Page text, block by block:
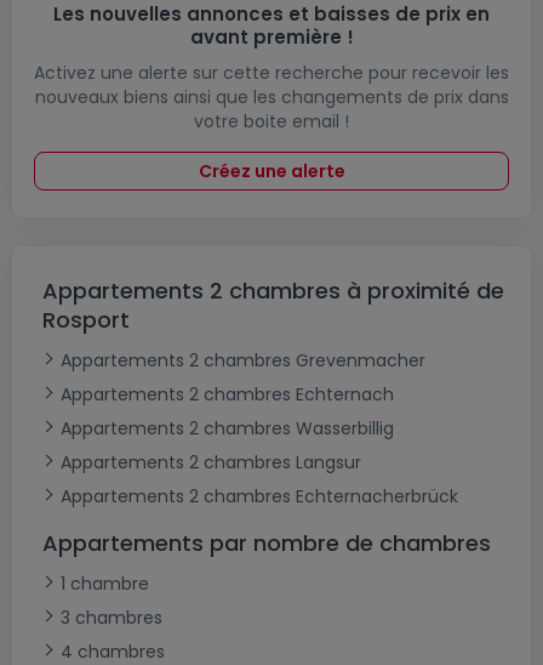
Les nouvelles annonces et baisses de prix en
avant première !
Activez une alerte sur cette recherche pour recevoir les
nouveaux biens ainsi que les changements de prix dans
votre boite email !
Créez une alerte
Appartements 2 chambres à proximité de
Rosport
Appartements 2 chambres Grevenmacher
Appartements 2 chambres Echternach
Appartements 2 chambres Wasserbillig
Appartements 2 chambres Langsur
Appartements 2 chambres Echternacherbrück
Appartements par nombre de chambres
1 chambre
3 chambres
4 chambres